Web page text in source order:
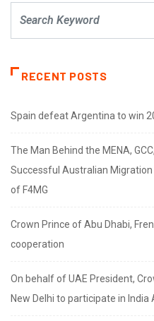
RECENT POSTS
Spain defeat Argentina to win
The Man Behind the MENA,
Successful Australian
of F4MG
Crown Prince of Abu Dhabi,
cooperation
On behalf of UAE President,
New Delhi to participate in